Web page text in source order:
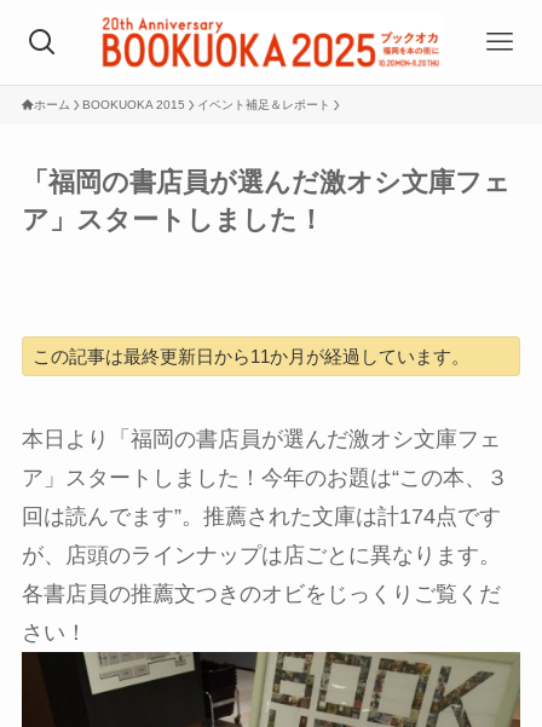
ホーム BOOKUOKA 2015 イベント補足＆レポート
「福岡の書店員が選んだ激オシ文庫フェ
ア」スタートしました！
この記事は最終更新日から11か月が経過しています。
本日より「福岡の書店員が選んだ激オシ文庫フェ
ア」スタートしました！今年のお題は“この本、３
回は読んでます”。推薦された文庫は計174点です
が、店頭のラインナップは店ごとに異なります。
各書店員の推薦文つきのオビをじっくりご覧くだ
さい！